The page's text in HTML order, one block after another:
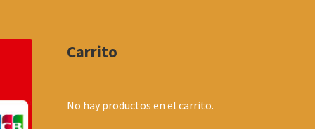
Carrito
No hay productos en el carrito.